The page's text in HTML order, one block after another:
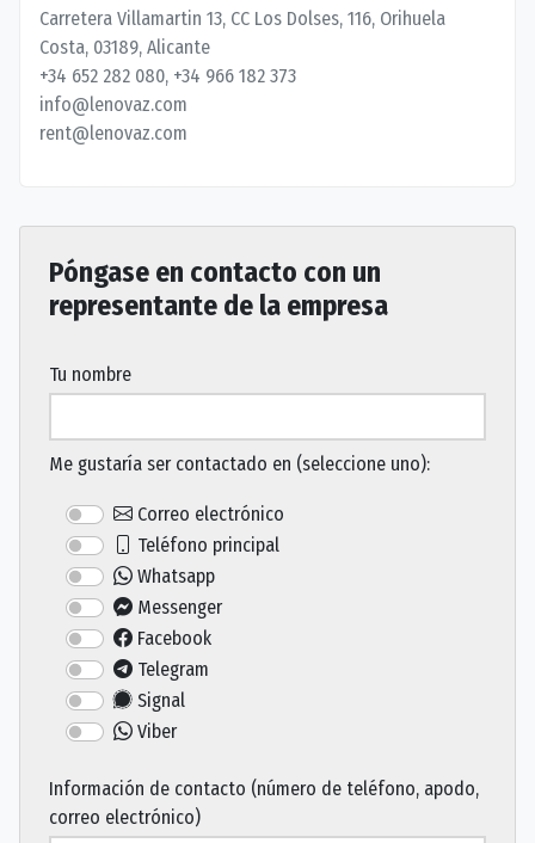
Carretera Villamartin 13, CC Los Dolses, 116, Orihuela
Costa, 03189, Alicante
+34 652 282 080, +34 966 182 373
info@lenovaz.com
rent@lenovaz.com
Póngase en contacto con un
representante de la empresa
Tu nombre
Me gustaría ser contactado en (seleccione uno):
Correo electrónico
Teléfono principal
Whatsapp
Messenger
Facebook
Telegram
Signal
Viber
Información de contacto (número de teléfono, apodo,
correo electrónico)